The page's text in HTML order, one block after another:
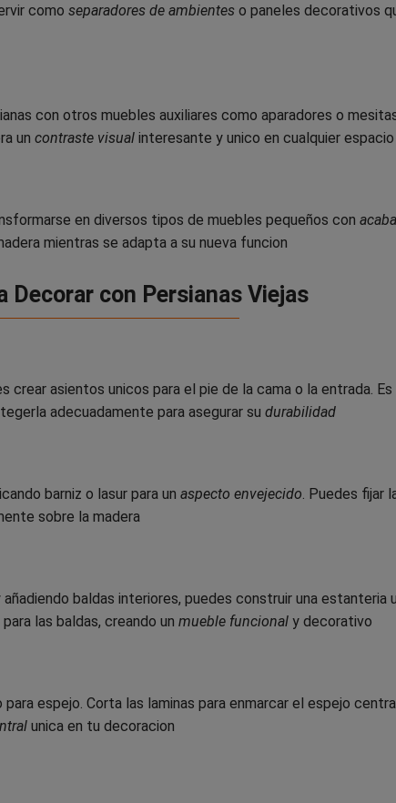
como separadores de ambientes o paneles decorativos
con otros muebles auxiliares como aparadores o
un contraste visual interesante y unico en cualquier espacio
en diversos tipos de muebles pequeños con
mientras se adapta a su nueva funcion
Decorar con Persianas Viejas
crear asientos unicos para el pie de la cama o la entrada. Es
adecuadamente para asegurar su durabilidad
barniz o lasur para un aspecto envejecido . Puedes fijar
sobre la madera
añadiendo baldas interiores, puedes construir una estanteria
las baldas, creando un mueble funcional y decorativo
espejo. Corta las laminas para enmarcar el espejo
unica en tu decoracion